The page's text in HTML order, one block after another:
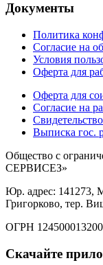
Документы
Политика
Согласие на
Условия
Оферта для
Оферта для
Согласие на
Выписка гос.
Общество с
СЕРВИСЕЗ»
Юр. адрес: 141273,
Григорково, тер.
ОГРН
Скачайте